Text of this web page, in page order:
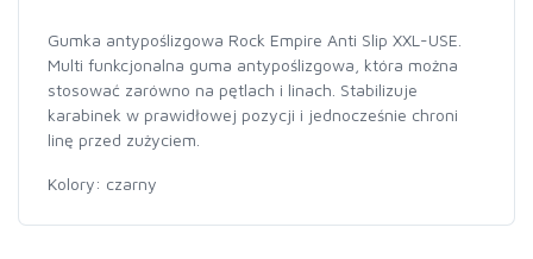
Gumka antypoślizgowa Rock Empire Anti Slip XXL-USE.
Multi funkcjonalna guma antypoślizgowa, która można
stosować zarówno na pętlach i linach. Stabilizuje
karabinek w prawidłowej pozycji i jednocześnie chroni
linę przed zużyciem.
Kolory: czarny